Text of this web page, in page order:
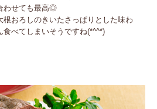
わせても最高◎
根おろしのきいたさっぱりとした味わ
食べてしまいそうですね(*^^*)